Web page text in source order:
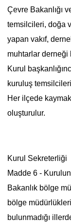
Çevre Bakanlığı
temsilcileri, doğa
yapan vakıf,
muhtarlar derneği
Kurul
kuruluş temsilcileri
Her ilçede
oluşturulur.
Kurul
Madde 6 -
Bakanlık bölge
bölge
bulunmadığı